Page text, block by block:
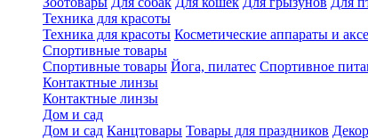
Техника для красоты
Техника для красоты Косметические аппараты и
Спортивные товары
Спортивные товары Йога, пилатес Спортивное
Контактные линзы
Контактные линзы
Дом и сад
Дом и сад Канцтовары Товары для праздников